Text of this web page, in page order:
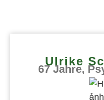
Ulrike
67 Jahre,